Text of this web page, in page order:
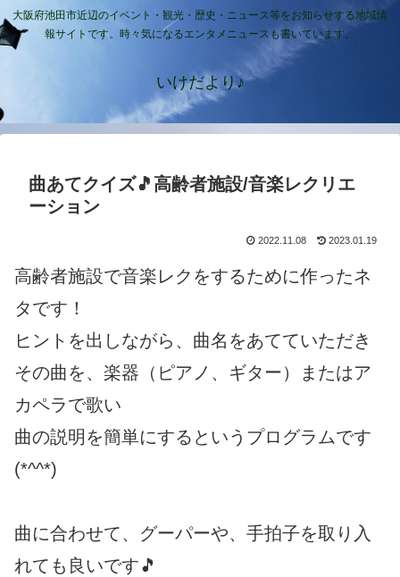
大阪府池田市近辺のイベント・観光・歴史・ニュース等をお知らせする地域情
報サイトです。時々気になるエンタメニュースも書いています。
いけだより♪
曲あてクイズ🎵高齢者施設/音楽レクリエ
ーション
2022.11.08 2023.01.19
高齢者施設で音楽レクをするために作ったネ
タです！
ヒントを出しながら、曲名をあてていただき
その曲を、楽器（ピアノ、ギター）またはア
カペラで歌い
曲の説明を簡単にするというプログラムです
(*^^*)
曲に合わせて、グーパーや、手拍子を取り入
れても良いです🎵